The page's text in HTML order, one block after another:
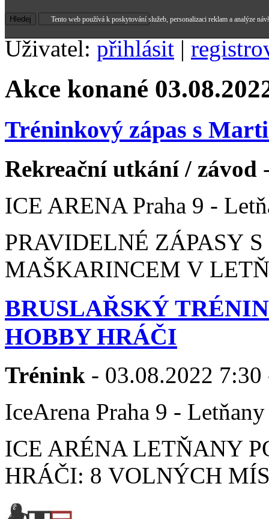
Uživatel: přihlásit |
Akce konané
Tréninkový zápas s
Rekreační utkání / závod
ICE ARENA Praha 9 -
PRAVIDELNÉ ZÁPASY
MAŠKARINCEM V
BRUSLAŘSKÝ
HOBBY HRÁČI
Trénink - 03.08.2022 7:30
IceArena Praha 9 - Letňany
ICE ARÉNA LETŇANY
HRÁČI: 8 VOLNÝCH
Tento web používá k poskytování služeb, personalizaci reklam a analýze